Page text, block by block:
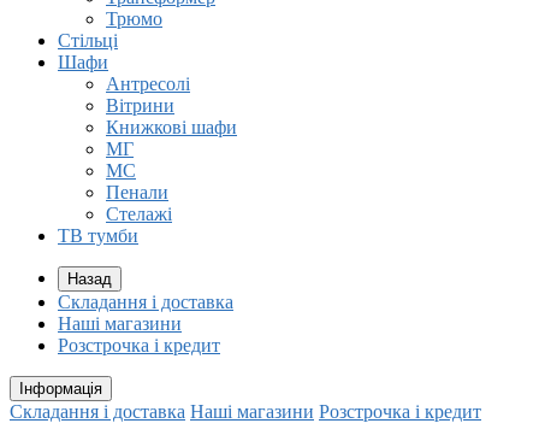
Трюмо
Стільці
Шафи
Антресолi
Вітрини
Книжковi шафи
МГ
МС
Пенали
Стелажі
ТВ тумби
Назад
Складання і доставка
Наші магазини
Розстрочка і кредит
Інформація
Складання і доставка Наші магазини Розстрочка і кредит